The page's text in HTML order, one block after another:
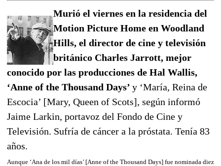
Murió el viernes en la residencia del
Motion Picture Home en Woodland
Hills, el director de cine y televisión
británico Charles Jarrott, mejor
conocido por las producciones de Hal Wallis,
‘Anne of the Thousand Days’ y ‘María, Reina de
Escocia’ [Mary, Queen of Scots], según informó
Jaime Larkin, portavoz del Fondo de Cine y
Televisión. Sufría de cáncer a la próstata. Tenía 83
años.
Aunque ‘Ana de los mil días’ [Anne of the Thousand Days] fue nominada diez